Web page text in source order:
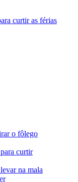
curtir as férias
o fôlego
curtir
na mala